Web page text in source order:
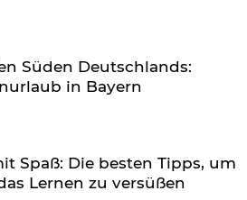
Süden Deutschlands:
in Bayern
Spaß: Die besten Tipps, um
Lernen zu versüßen